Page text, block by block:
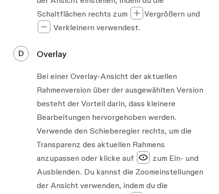
Schaltflächen rechts zum
Vergrößern und
Verkleinern verwendest.
D Overlay
Bei einer Overlay-Ansicht der aktuellen
Rahmenversion über der ausgewählten Version
besteht der Vorteil darin, dass kleinere
Bearbeitungen hervorgehoben werden.
Verwende den Schieberegler rechts, um die
Transparenz des aktuellen Rahmens
anzupassen oder klicke auf
zum Ein- und
Ausblenden. Du kannst die Zoomeinstellungen
der Ansicht verwenden, indem du die